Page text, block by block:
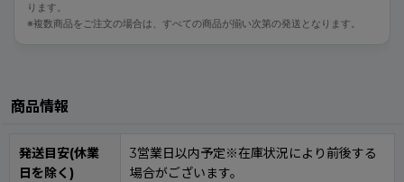
ります。
※複数商品をご注文の場合は、すべての商品が揃い次第の発送となります。
商品情報
発送目安(休業
日を除く)
3営業日以内予定※在庫状況により前後する
場合がございます。